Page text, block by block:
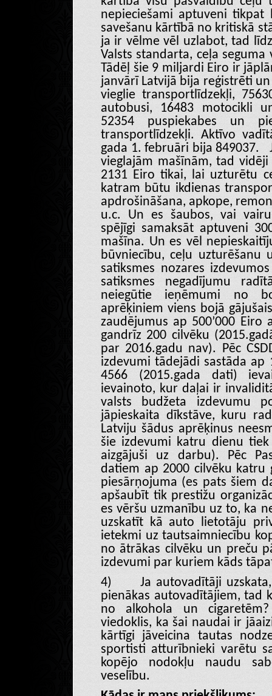
nepieciešami aptuveni
savešanu kārtībā no kritiskā
ja ir vēlme vēl uzlabot, tad
Valsts standarta, ceļa
Tādēļ šie 9 miljardi Eiro ir
janvārī Latvijā bija reģistrēti
vieglie transportlīdzekļi,
autobusi, 16483 motocikli
52354 puspiekabes un
transportlīdzekļi. Aktīvo
gada 1. februāri bija 849037.
vieglajām mašīnām, tad
2131 Eiro tikai, lai uzturētu
katram būtu ikdienas
apdrošināšana, apkope,
u.c. Un es šaubos, vai
spējīgi samaksāt aptuveni
mašīna. Un es vēl
būvniecību, ceļu uzturēšanu
satiksmes nozares
satiksmes negadījumu
neiegūtie ieņēmumi no
aprēķiniem viens bojā
zaudējumus ap 500’000
gandrīz 200 cilvēku
par 2016.gadu nav). Pēc
izdevumi tādejādi sastāda ap
4566 (2015.gada dati)
ievainoto, kur daļai ir
valsts budžeta izdevumu
jāpieskaita dīkstāve, kuru
Latviju šādus aprēķinus
šie izdevumi katru dienu
aizgājuši uz darbu). Pēc
datiem ap 2000 cilvēku katru
piesārņojuma (es pats šiem
apšaubīt tik prestižu
es vēršu uzmanību uz to, ka
uzskatīt kā auto lietotāju
ietekmi uz tautsaimniecību
no ātrākas cilvēku un preču
izdevumi par kuriem kāds
4)
Ja autovadītāji
pienākas autovadītājiem, tad
no alkohola un
viedoklis, ka šai naudai ir
kārtīgi jāveicina tautas
sportisti atturībnieki varētu
kopējo nodokļu naudu
veselību.